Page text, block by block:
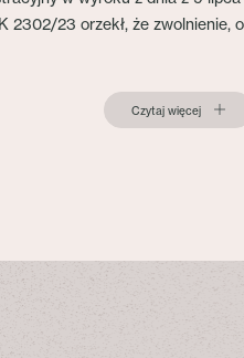
2302/23 orzekł, że zwolnienie, o
Czytaj więcej